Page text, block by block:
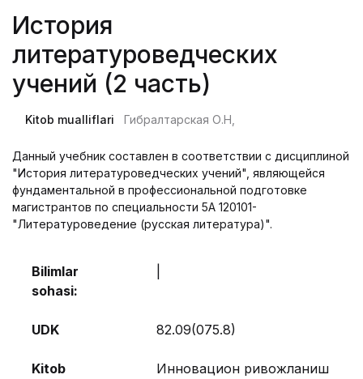
История
литературоведческих
учений (2 часть)
Kitob mualliflari Гибралтарская О.Н,
Данный учебник составлен в соответствии с дисциплиной
"История литературоведческих учений", являющейся
фундаментальной в профессиональной подготовке
магистрантов по специальности 5А 120101-
"Литературоведение (русская литература)".
Bilimlar
sohasi:
UDK 82.09(075.8)
Kitob
Инновацион ривожланиш